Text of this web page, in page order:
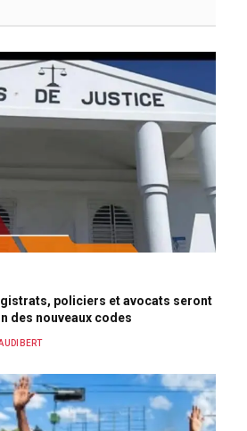
policiers et avocats seront
des nouveaux codes